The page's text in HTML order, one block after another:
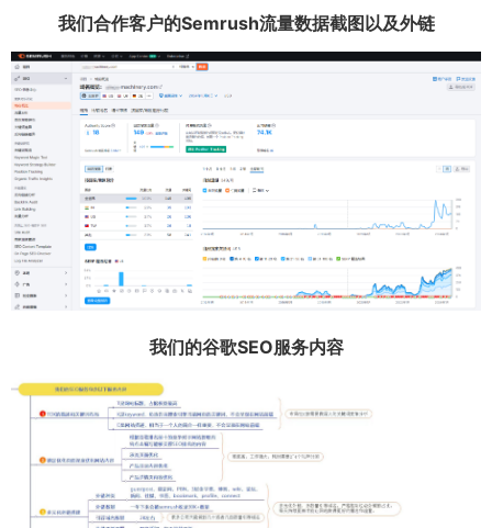
我们合作客户的Semrush流量数据截图以及外链
我们的谷歌SEO服务内容